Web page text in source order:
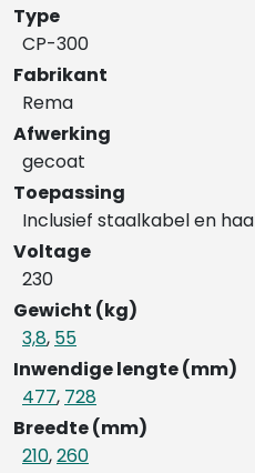
Type
CP-300
Fabrikant
Rema
Afwerking
gecoat
Toepassing
Inclusief staalkabel en
Voltage
230
Gewicht (kg)
3,8, 55
Inwendige lengte (mm)
477, 728
Breedte (mm)
210,260